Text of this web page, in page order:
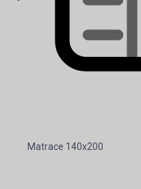
Matrace 140x200